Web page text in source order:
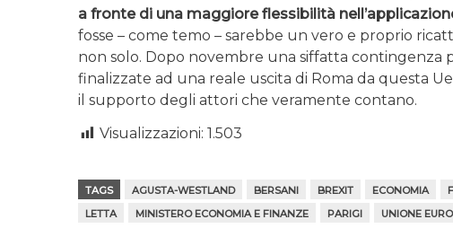
a fronte di una maggiore flessibilità
fosse – come temo – sarebbe un vero e proprio
non solo. Dopo novembre una siffatta contingenza
finalizzate ad una reale uscita di Roma da questa
il supporto degli attori che veramente contano.
Visualizzazioni: 1.503
TAGS AGUSTA-WESTLAND BERSANI BREXIT ECONOMIA
LETTA
MINISTERO ECONOMIA E FINANZE PARIGI UNIONE